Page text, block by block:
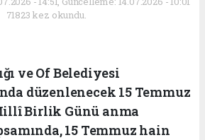
71823 kez okundu.
ve Of Belediyesi
düzenlenecek 15 Temmuz
Birlik Günü anma
15 Temmuz hain